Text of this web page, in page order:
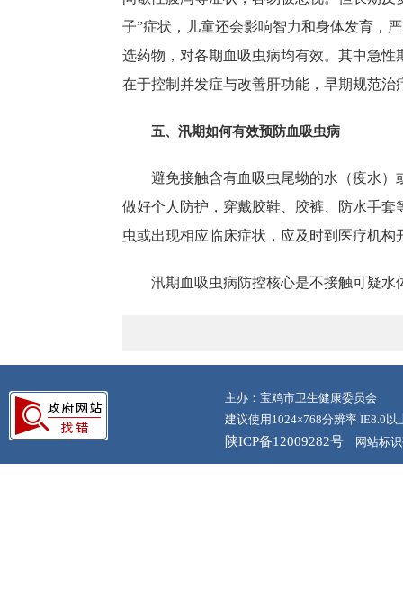
子”症状，儿童还会影响智力和身体发育，
选药物，对各期血吸虫病均有效。其中急
在于控制并发症与改善肝功能，早期规范治
五、汛期如何有效预防血吸虫病
避免接触含有血吸虫尾蚴的水（疫水
做好个人防护，穿戴胶鞋、胶裤、防水手
虫或出现相应临床症状，应及时到医疗机
汛期血吸虫病防控核心是不接触可疑
主办：宝鸡市卫生健康委员会
建议使用1024×768分辨率 IE8.0以
陕ICP备12009282号 网站标